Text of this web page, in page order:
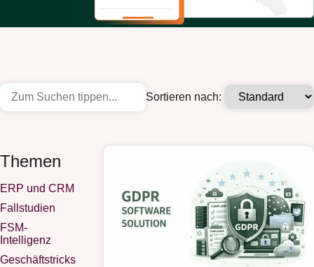
Sortieren nach:
Themen
ERP und CRM
Fallstudien
FSM-
Intelligenz
Geschäftstricks